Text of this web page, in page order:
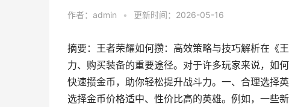
作者： admin • 更新时间：2026-05-16
摘要：王者荣耀如何攒：高效策略与技巧解析在《
力、购买装备的重要途径。对于许多玩家来说，如
快速攒金币，助你轻松提升战斗力。一、合理选择
选择金币价格适中、性价比高的英雄。例如，一些